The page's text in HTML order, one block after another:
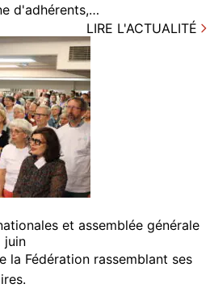
d'adhérents,…
LIRE L'ACTUALITÉ
et assemblée générale
juin
la Fédération rassemblant ses